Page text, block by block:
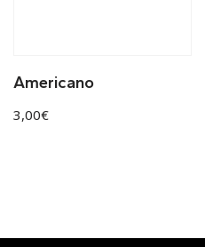
Americano
3,00€